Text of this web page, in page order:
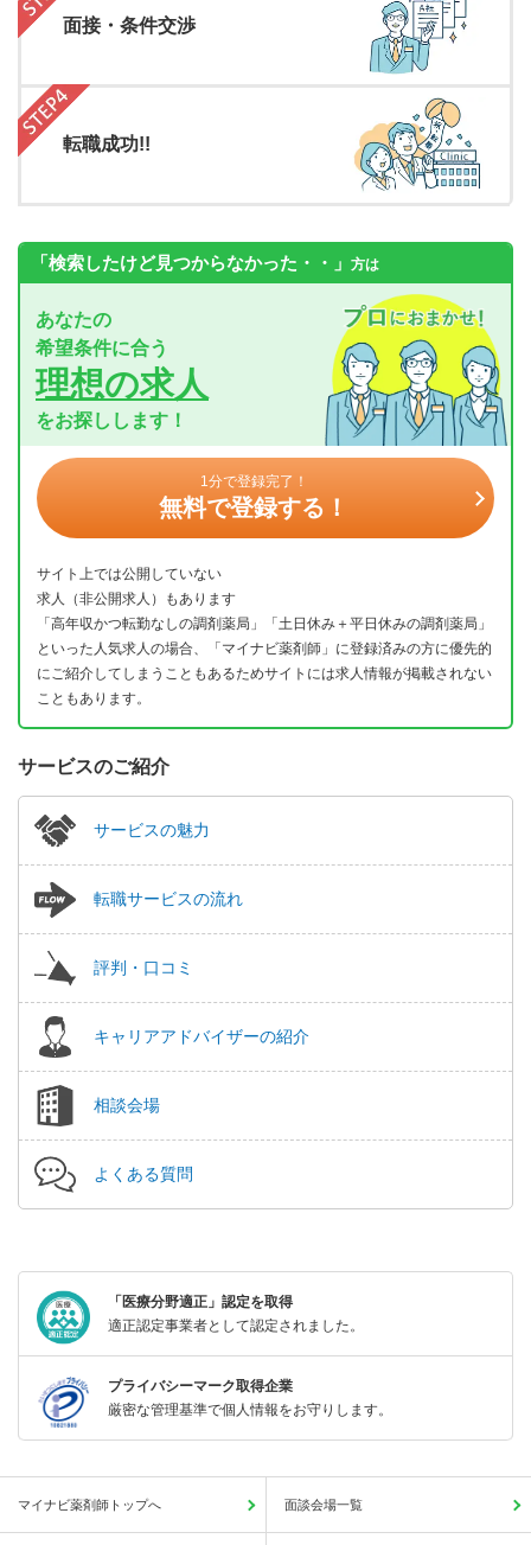
面接・条件交渉
転職成功!!
「検索したけど見つからなかった・・」 方は
あなたの
希望条件に合う
理想の求人
をお探しします！
1分で登録完了！
無料で登録する！
サイト上では公開していない
求人（非公開求人）もあります
「高年収かつ転勤なしの調剤薬局」「土日休み＋平日休みの調剤薬局」
といった人気求人の場合、「マイナビ薬剤師」に登録済みの方に優先的
にご紹介してしまうこともあるためサイトには求人情報が掲載されない
こともあります。
サービスのご紹介
サービスの魅力
転職サービスの流れ
評判・口コミ
キャリアアドバイザーの紹介
相談会場
よくある質問
「医療分野適正」認定を取得
適正認定事業者として認定されました。
プライバシーマーク取得企業
厳密な管理基準で個人情報をお守りします。
マイナビ薬剤師トップへ 面談会場一覧